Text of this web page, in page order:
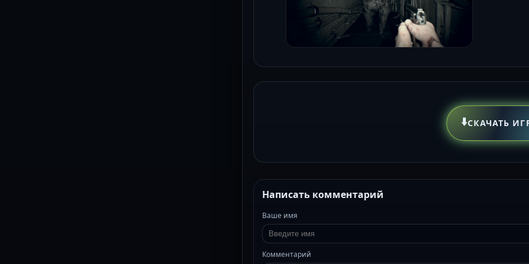
⬇️СКАЧАТЬ
Написать комментарий
Ваше имя
Комментарий